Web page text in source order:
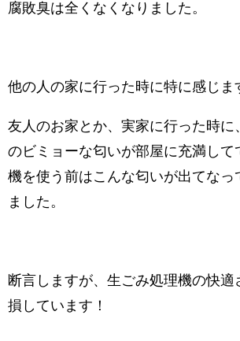
腐敗臭は全くなくなりました。
他の人の家に行った時に特に感じま
友人のお家とか、実家に行った時に
のビミョーな匂いが部屋に充満して
機を使う前はこんな匂いが出てなっ
ました。
断言しますが、生ごみ処理機の快適
損しています！